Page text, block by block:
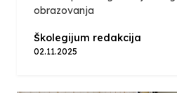
obrazovanja
Školegijum redakcija
02.11.2025